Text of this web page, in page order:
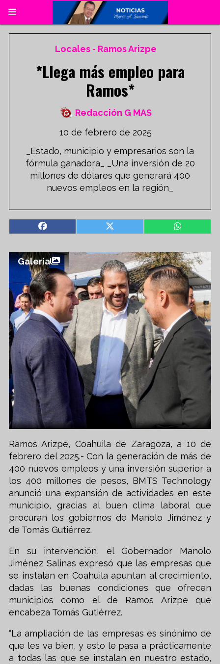
*Llega más empleo para
Ramos*
_Estado, municipio y empresarios son la
fórmula ganadora_ _Una inversión de 20
millones de dólares que generará 400
nuevos empleos en la región_
Locales - Ramos Arizpe
10 de febrero de 2025
Redacción G MAS
Galería
Ramos Arizpe, Coahuila de Zaragoza, a 10 de
febrero del 2025.- Con la generación de más de
400 nuevos empleos y una inversión superior a
los 400 millones de pesos, BMTS Technology
anunció una expansión de actividades en este
municipio, gracias al buen clima laboral que
procuran los gobiernos de Manolo Jiménez y
de Tomás Gutiérrez.
En su intervención, el Gobernador Manolo
Jiménez Salinas expresó que las empresas que
se instalan en Coahuila apuntan al crecimiento,
dadas las buenas condiciones que ofrecen
municipios como el de Ramos Arizpe que
encabeza Tomás Gutiérrez.
“La ampliación de las empresas es sinónimo de
que les va bien, y esto le pasa a prácticamente
a todas las que se instalan en nuestro estado,